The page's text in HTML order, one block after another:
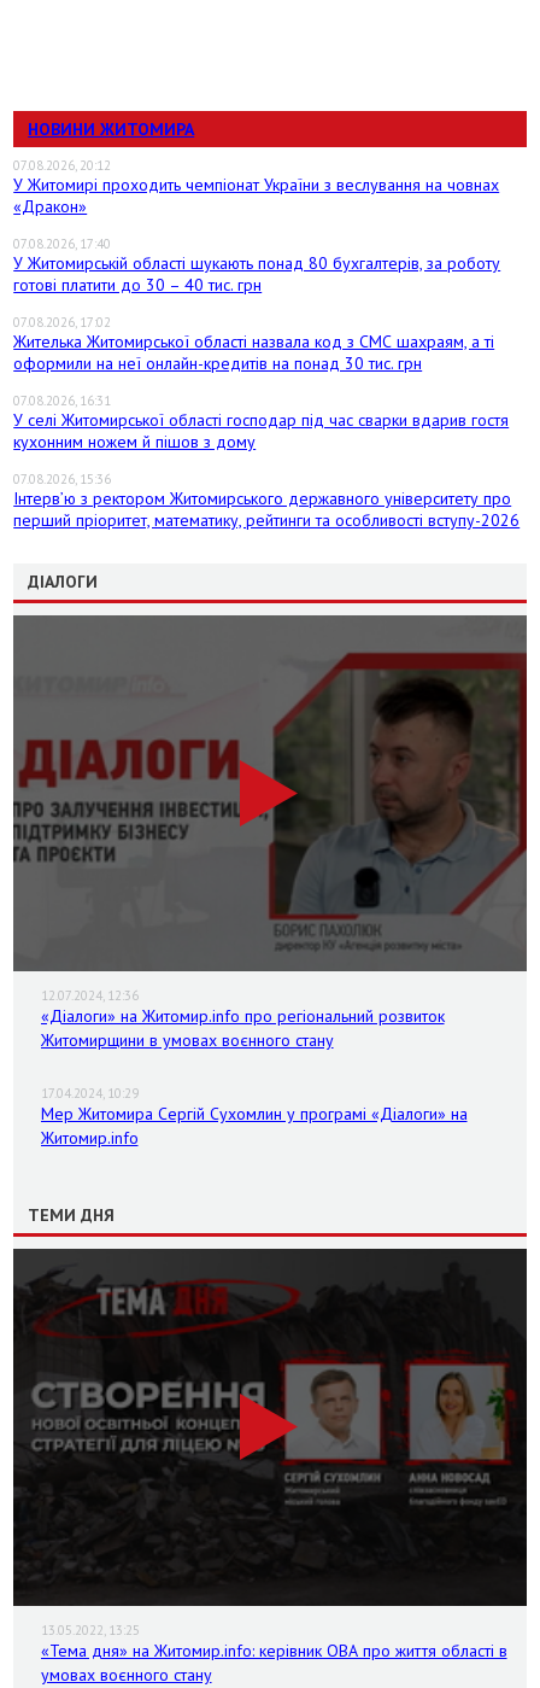
НОВИНИ ЖИТОМИРА
07.08.2026, 20:12
У Житомирі проходить чемпіонат України з веслування на човнах
«Дракон»
07.08.2026, 17:40
У Житомирській області шукають понад 80 бухгалтерів, за роботу
готові платити до 30 – 40 тис. грн
07.08.2026, 17:02
Жителька Житомирської області назвала код з СМС шахраям, а ті
оформили на неї онлайн-кредитів на понад 30 тис. грн
07.08.2026, 16:31
У селі Житомирської області господар під час сварки вдарив гостя
кухонним ножем й пішов з дому
07.08.2026, 15:36
Інтерв’ю з ректором Житомирського державного університету про
перший пріоритет, математику, рейтинги та особливості вступу-2026
ДІАЛОГИ
12.07.2024, 12:36
«Діалоги» на Житомир.info про регіональний розвиток
Житомирщини в умовах воєнного стану
17.04.2024, 10:29
Мер Житомира Сергій Сухомлин у програмі «Діалоги» на
Житомир.info
ТЕМИ ДНЯ
13.05.2022, 13:25
«Тема дня» на Житомир.info: керівник ОВА про життя області в
умовах воєнного стану